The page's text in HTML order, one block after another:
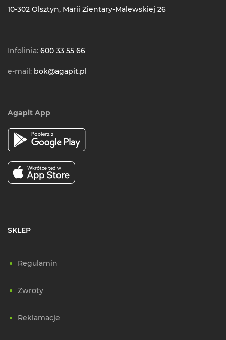
10-302 Olsztyn, Marii Zientary-Malewskiej 26
Infolinia: 600 33 55 66
e-mail: bok@agapit.pl
Agapit App
SKLEP
Regulamin
Zwroty
Reklamacje